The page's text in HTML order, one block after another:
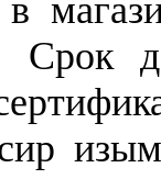
в